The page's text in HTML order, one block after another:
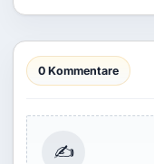
0 Kommentare
✍